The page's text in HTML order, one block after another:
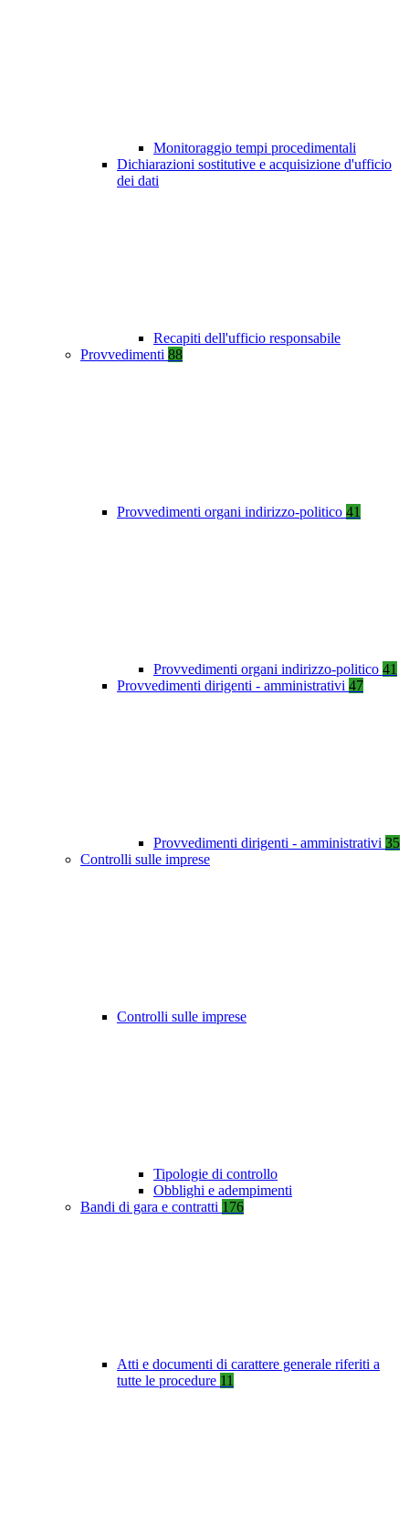
Monitoraggio tempi procedimentali
Dichiarazioni sostitutive e acquisizione d'ufficio
dei dati
Recapiti dell'ufficio responsabile
Provvedimenti 88
Provvedimenti organi indirizzo-politico 41
Provvedimenti organi indirizzo-politico 41
Provvedimenti dirigenti - amministrativi 47
Provvedimenti dirigenti - amministrativi 35
Controlli sulle imprese
Controlli sulle imprese
Tipologie di controllo
Obblighi e adempimenti
Bandi di gara e contratti 176
Atti e documenti di carattere generale riferiti a
tutte le procedure 11